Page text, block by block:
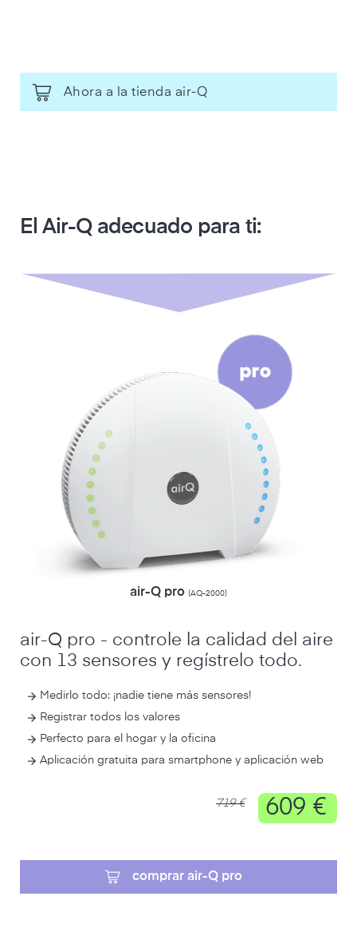
Ahora a la tienda air-Q
El Air-Q adecuado para ti:
air-Q pro (AQ-2000)
air-Q pro - controle la calidad del aire
con 13 sensores y regístrelo todo.
Medirlo todo: ¡nadie tiene más sensores!
Registrar todos los valores
Perfecto para el hogar y la oficina
Aplicación gratuita para smartphone y aplicación web
719 € 609 €
comprar air-Q pro